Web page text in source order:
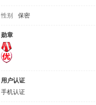
性别 保密
勋章
用户认证
手机认证